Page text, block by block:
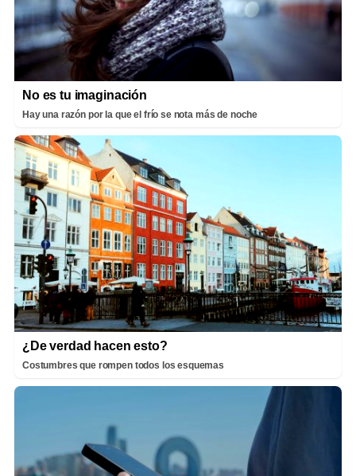
No es tu imaginación
Hay una razón por la que el frío se nota más de noche
¿De verdad hacen esto?
Costumbres que rompen todos los esquemas